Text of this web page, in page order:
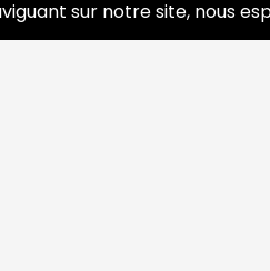
sur notre site, nous